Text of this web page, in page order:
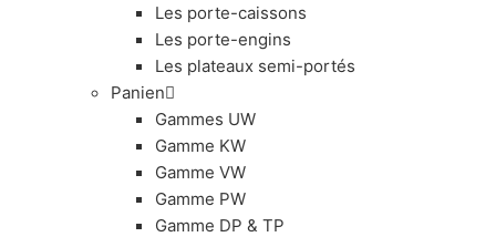
Les porte-caissons
Les porte-engins
Les plateaux semi-portés
Panien
Gammes UW
Gamme KW
Gamme VW
Gamme PW
Gamme DP & TP